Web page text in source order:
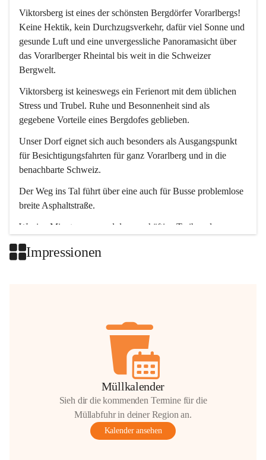
Viktorsberg ist eines der schönsten Bergdörfer Vorarlbergs!
Keine Hektik, kein Durchzugsverkehr, dafür viel Sonne und
gesunde Luft und eine unvergessliche Panoramasicht über
das Vorarlberger Rheintal bis weit in die Schweizer
Bergwelt.
Viktorsberg ist keineswegs ein Ferienort mit dem üblichen
Stress und Trubel. Ruhe und Besonnenheit sind als
gegebene Vorteile eines Bergdofes geblieben.
Unser Dorf eignet sich auch besonders als Ausgangspunkt
für Besichtigungsfahrten für ganz Vorarlberg und in die
benachbarte Schweiz.
Der Weg ins Tal führt über eine auch für Busse problemlose
breite Asphaltstraße.
Wenige Minuten nur, und das geschäftige Treiben der
Impressionen
Müllkalender
Sieh dir die kommenden Termine für die
Müllabfuhr in deiner Region an.
Kalender ansehen